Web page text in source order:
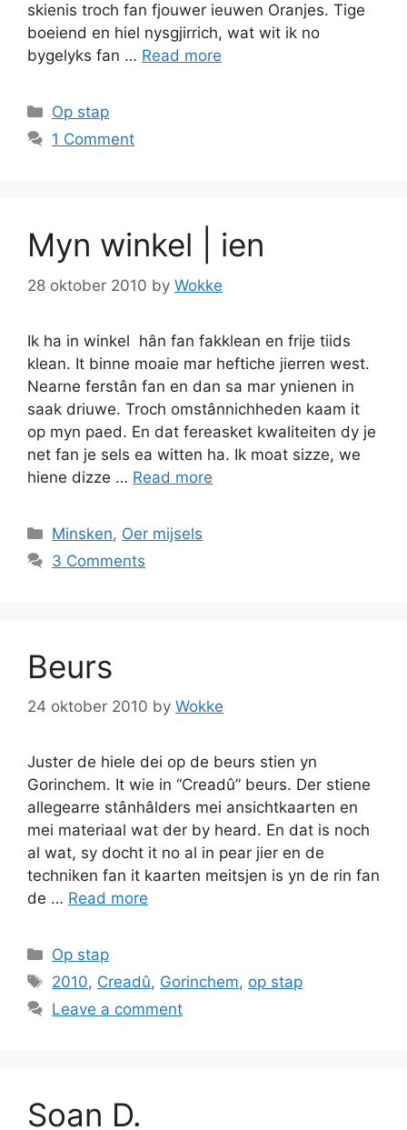
skienis troch fan fjouwer ieuwen Oranjes. Tige
boeiend en hiel nysgjirrich, wat wit ik no
bygelyks fan … Read more
Categories
Op stap
1 Comment
Myn winkel | ien
28 oktober 2010 by Wokke
Ik ha in winkel hân fan fakklean en frije tiids
klean. It binne moaie mar heftiche jierren west.
Nearne ferstân fan en dan sa mar ynienen in
saak driuwe. Troch omstânnichheden kaam it
op myn paed. En dat fereasket kwaliteiten dy je
net fan je sels ea witten ha. Ik moat sizze, we
hiene dizze … Read more
Categories
Minsken, Oer mijsels
3 Comments
Beurs
24 oktober 2010 by Wokke
Juster de hiele dei op de beurs stien yn
Gorinchem. It wie in “Creadû” beurs. Der stiene
allegearre stânhâlders mei ansichtkaarten en
mei materiaal wat der by heard. En dat is noch
al wat, sy docht it no al in pear jier en de
techniken fan it kaarten meitsjen is yn de rin fan
de … Read more
Categories
Op stap
Tags
2010, Creadû, Gorinchem, op stap
Leave a comment
Soan D.